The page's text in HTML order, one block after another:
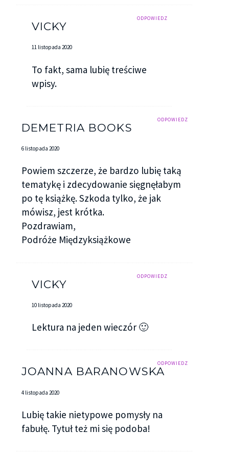
ODPOWIEDZ
VICKY
11 listopada 2020
To fakt, sama lubię treściwe
wpisy.
ODPOWIEDZ
DEMETRIA BOOKS
6 listopada 2020
Powiem szczerze, że bardzo lubię taką
tematykę i zdecydowanie sięgnęłabym
po tę książkę. Szkoda tylko, że jak
mówisz, jest krótka.
Pozdrawiam,
Podróże Międzyksiążkowe
ODPOWIEDZ
VICKY
10 listopada 2020
Lektura na jeden wieczór 🙂
ODPOWIEDZ
JOANNA BARANOWSKA
4 listopada 2020
Lubię takie nietypowe pomysły na
fabułę. Tytuł też mi się podoba!